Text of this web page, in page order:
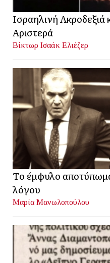
Ισραηλινή Ακροδεξιά
Αριστερά
Βίκτωρ Ισαάκ Ελιέζερ
Το έμφυλο
λόγου
Μαρία Μανωλοπούλου